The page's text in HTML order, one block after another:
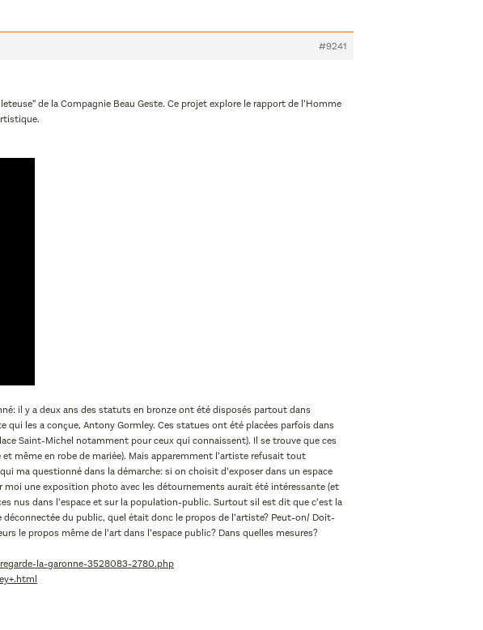
#9241
de la Compagnie Beau Geste. Ce projet explore le rapport de l’Homme
il y a deux ans des statuts en bronze ont été disposés partout dans
qui les a conçue, Antony Gormley. Ces statues ont été placées parfois dans
Saint-Michel notamment pour ceux qui connaissent). Il se trouve que ces
même en robe de mariée). Mais apparemment l’artiste refusait tout
ma questionné dans la démarche: si on choisit d’exposer dans un espace
moi une exposition photo avec les détournements aurait été intéressante (et
nus dans l’espace et sur la population-public. Surtout sil est dit que c’est la
du public, quel était donc le propos de l’artiste? Peut-on/ Doit-
le propos même de l’art dans l’espace public? Dans quelles mesures?
la-garonne-3528083-2780.php